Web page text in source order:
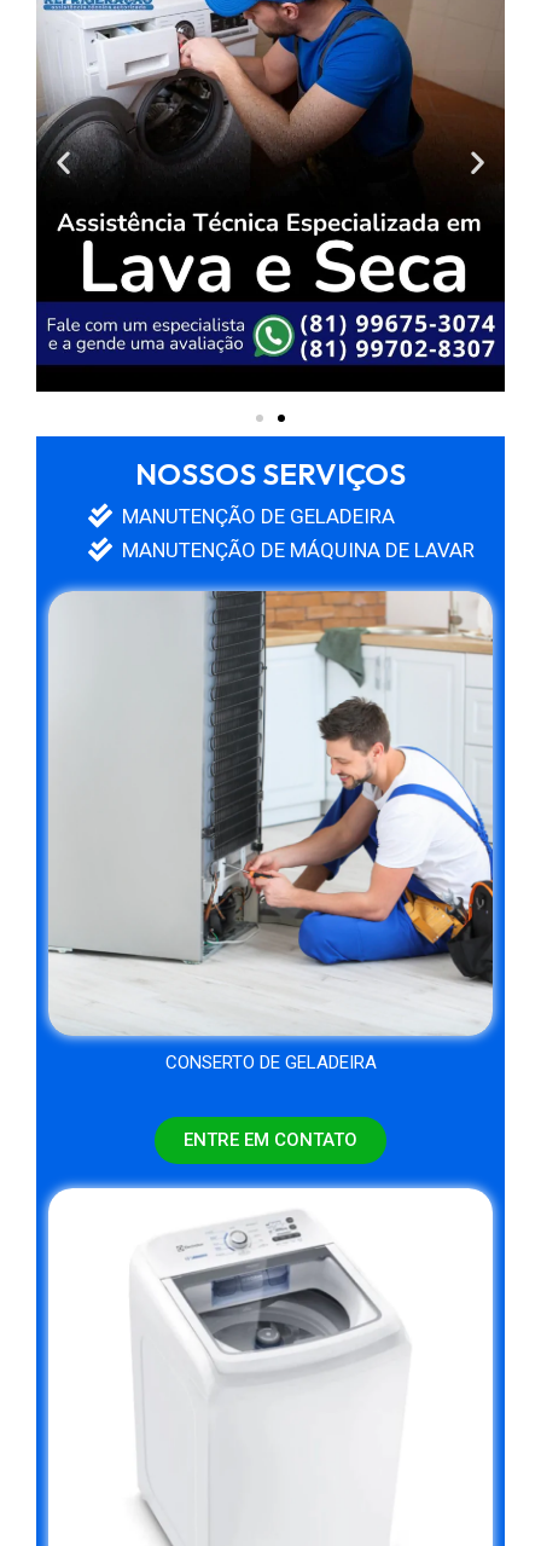
NOSSOS SERVIÇOS
MANUTENÇÃO DE GELADEIRA
MANUTENÇÃO DE MÁQUINA DE LAVAR
CONSERTO DE GELADEIRA
ENTRE EM CONTATO